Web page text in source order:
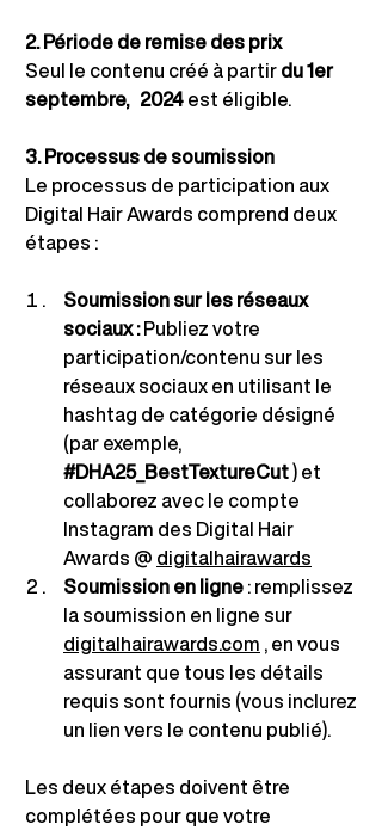
2. Période de remise des prix
Seul le contenu créé à partirdu 1er
septembre, 2024est éligible.
3. Processus de soumission
Le processus de participation aux
Digital Hair Awards comprend deux
étapes :
Soumission sur les réseaux
sociaux :Publiez votre
participation/contenu sur les
réseaux sociaux en utilisant le
hashtag de catégorie désigné
(par exemple,
#DHA25_BestTextureCut) et
collaborez avec le compte
Instagram des Digital Hair
Awards @ digitalhairawards
Soumissionen ligne : remplissez
la soumission en ligne sur
digitalhairawards.com , en vous
assurant que tous les détails
requis sont fournis (vous inclurez
un lien vers le contenu publié).
Les deux étapes doivent être
complétées pour que votre